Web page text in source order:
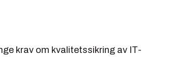
krav om kvalitetssikring av IT-